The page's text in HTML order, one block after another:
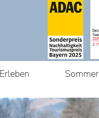
Erleben Sommer